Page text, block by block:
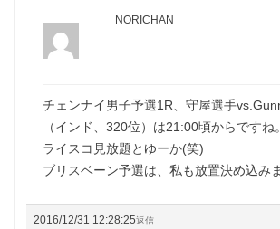
NORICHAN
チェンナイ男子予選1R、守屋選手
（インド、320位）は21:00頃からですね
ライスコ見放題とゆーか(笑)
ブリスベーン予選は、私も放置決め込み
2016/12/31 12:28:25返信